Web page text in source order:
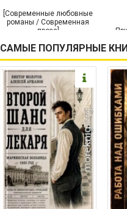
[Современные любовные
романы / Современная
проза]
САМЫЕ ПОПУЛЯРНЫЕ